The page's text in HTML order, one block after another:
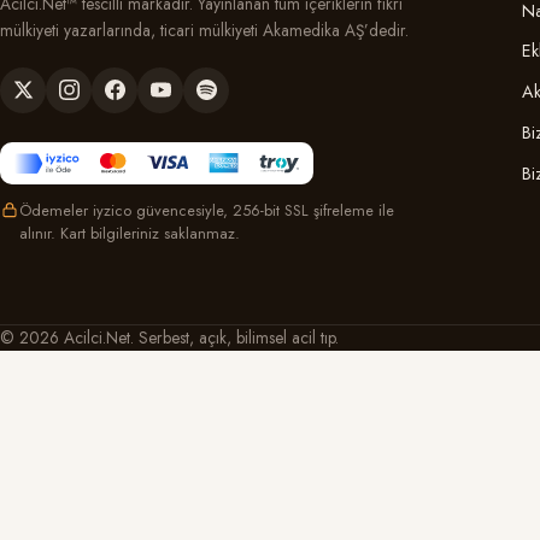
mülkiyeti yazarlarında, ticari mülkiyeti Akamedika AŞ’dedir.
Ödemeler iyzico güvencesiyle, 256-bit SSL şifreleme ile
alınır. Kart bilgileriniz saklanmaz.
© 2026 Acilci.Net. Serbest, açık, bilimsel acil tıp.